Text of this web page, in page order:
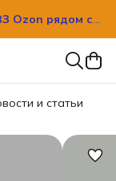
Ozon рядом с
Ozon рядом с
и статьи